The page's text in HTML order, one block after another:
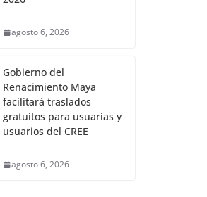
agosto 6, 2026
Gobierno del
Renacimiento Maya
facilitará traslados
gratuitos para usuarias y
usuarios del CREE
agosto 6, 2026